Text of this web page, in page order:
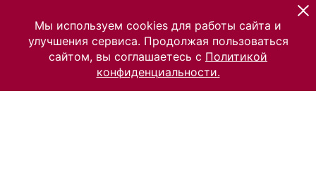
Мы используем cookies для работы сайта и
улучшения сервиса. Продолжая пользоваться
сайтом, вы соглашаетесь с Политикой
конфиденциальности.